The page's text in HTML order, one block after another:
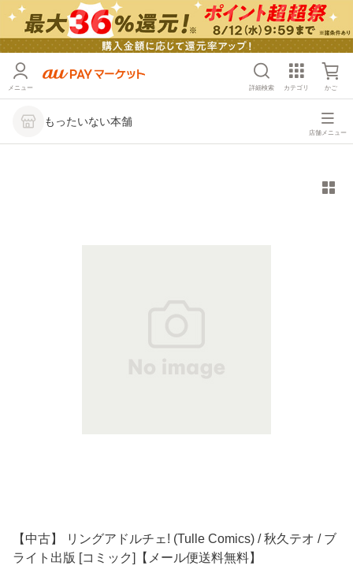
メニュー 詳細検索 カテゴリ かご
もったいない本舗
店舗メニュー
【中古】 リングアドルチェ! (Tulle Comics) / 秋久テオ / ブ
ライト出版 [コミック]【メール便送料無料】